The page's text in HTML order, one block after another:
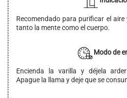
Recomendado para purificar el
tanto la mente como el cuerpo.
Modo de
Encienda la varilla y déjela
Apague la llama y deje que se